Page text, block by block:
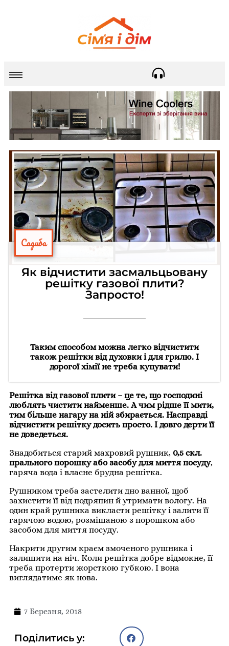
Садиба
Як відчистити засмальцьовану
решітку газової плити?
Запросто!
Таким способом можна легко відчистити
також решітки від духовки і для грилю. І
дорогої хімії не треба купувати!
Решітка від газової плити – це те, що господині
люблять чистити найменше. А чим рідше її мити,
тим більше нагару на ній збирається. Насправді
відчистити решітку досить просто. І довго дерти її
не доведеться.
Знадобиться старий махровий рушник, 0,5 скл.
прального порошку або засобу для миття посуду,
гаряча вода і власне брудна решітка.
Рушником треба застелити дно ванної, щоб
захистити її від подряпин й утримати вологу. На
один край рушника викласти решітку і залити її
гарячою водою, розмішаною з порошком або
засобом для миття посуду.
Накрити другим краєм змоченого рушника і
залишити на ніч. Коли решітка добре відмокне, її
треба протерти жорсткою губкою. І вона
виглядатиме як нова.
7 Березня, 2018
Поділитись у: